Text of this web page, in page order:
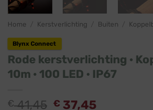
Home Kerstverlichting Buiten
Blynx Connect
Rode kerstverlichting ·
10m · 100 LED · IP67
€41,45 € 37,45